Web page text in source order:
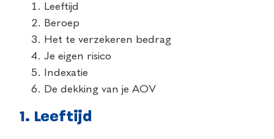
Leeftijd
Beroep
Het te verzekeren bedrag
Je eigen risico
Indexatie
De dekking van je AOV
1. Leeftijd